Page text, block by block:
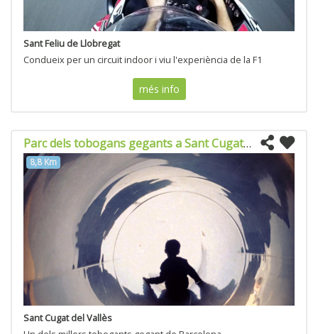
Sant Feliu de Llobregat
Condueix per un circuit indoor i viu l'experiència de la F1
més info
Parc dels tobogans gegants a Sant Cugat del Valles
8,8 Km
Sant Cugat del Vallès